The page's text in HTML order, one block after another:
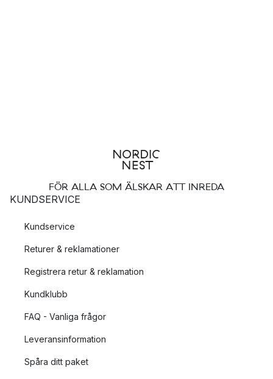
FÖR ALLA SOM ÄLSKAR ATT INREDA
KUNDSERVICE
Kundservice
Returer & reklamationer
Registrera retur & reklamation
Kundklubb
FAQ - Vanliga frågor
Leveransinformation
Spåra ditt paket